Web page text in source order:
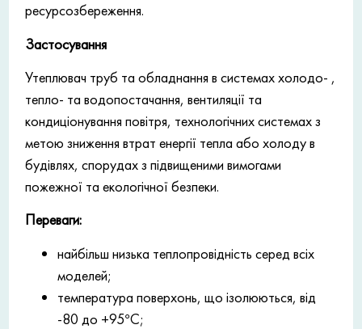
ресурсозбереження.
Застосування
Утеплювач труб та обладнання в системах холодо- ,
тепло- та водопостачання, вентиляції та
кондиціонування повітря, технологічних системах з
метою зниження втрат енергії тепла або холоду в
будівлях, спорудах з підвищеними вимогами
пожежної та екологічної безпеки.
Переваги:
найбільш низька теплопровідність серед всіх
моделей;
температура поверхонь, що ізолюються, від
-80 до +95°С;